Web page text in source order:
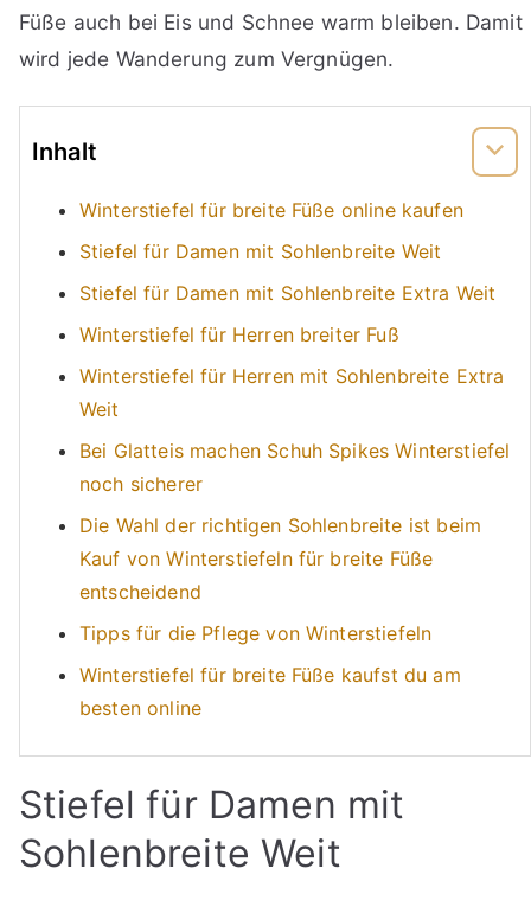
Füße auch bei Eis und Schnee warm bleiben. Damit
wird jede Wanderung zum Vergnügen.
Inhalt
Winterstiefel für breite Füße online kaufen
Stiefel für Damen mit Sohlenbreite Weit
Stiefel für Damen mit Sohlenbreite Extra Weit
Winterstiefel für Herren breiter Fuß
Winterstiefel für Herren mit Sohlenbreite Extra
Weit
Bei Glatteis machen Schuh Spikes Winterstiefel
noch sicherer
Die Wahl der richtigen Sohlenbreite ist beim
Kauf von Winterstiefeln für breite Füße
entscheidend
Tipps für die Pflege von Winterstiefeln
Winterstiefel für breite Füße kaufst du am
besten online
Stiefel für Damen mit
Sohlenbreite Weit